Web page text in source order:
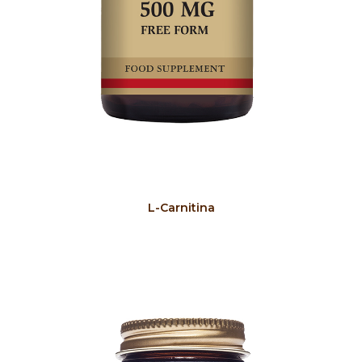
COMPRAR
L-Carnitina